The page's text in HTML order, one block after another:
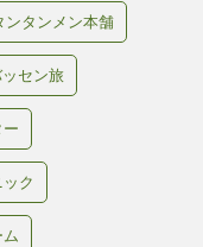
ンタンメン本舗
セン旅
ク